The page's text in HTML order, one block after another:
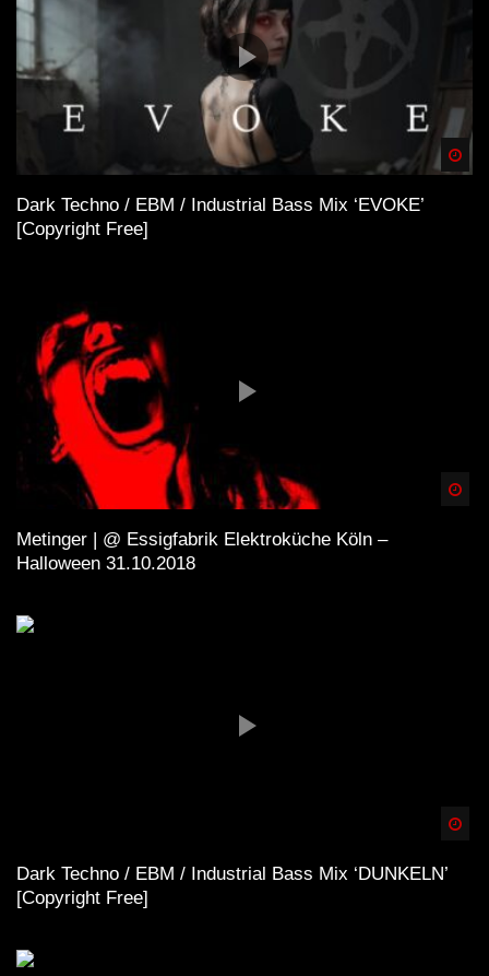
Dark Techno / EBM / Industrial Bass Mix ‘EVOKE’
[Copyright Free]
Metinger | @ Essigfabrik Elektroküche Köln –
Halloween 31.10.2018
Dark Techno / EBM / Industrial Bass Mix ‘DUNKELN’
[Copyright Free]